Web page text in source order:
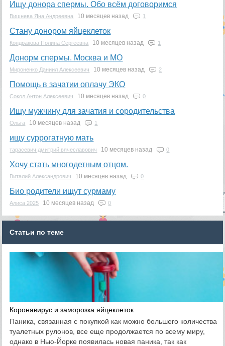
Ищу донора спермы. Обо всём договоримся
Вишнева Яна Андреевна 10 месяцев назад 1
Стану донором яйцеклеток
Кондракова Полина Сергеевна 10 месяцев назад 1
Донорм спермы. Москва и МО
Мироненко Даниил Алексеевич 10 месяцев назад 2
Помощь в зачатии оплачу ЭКО
Сокол Антон Алексеевич 10 месяцев назад 0
Ищу мужчину для зачатия и сородительства
Ольга 10 месяцев назад 1
ищу суррогатную мать
тарасевич дмитрий вячеславович 10 месяцев назад 0
Хочу стать многодетным отцом.
Виталий Александрович 10 месяцев назад 0
Био родители ищут сурмаму
Алиса 2025 10 месяцев назад 0
Статьи по теме
Коронавирус и заморозка яйцеклеток
Паника, связанная с покупкой как можно большего количества
туалетных рулонов, все еще продолжается по всему миру,
однако в Нью-Йорке появилась новая паника, так как